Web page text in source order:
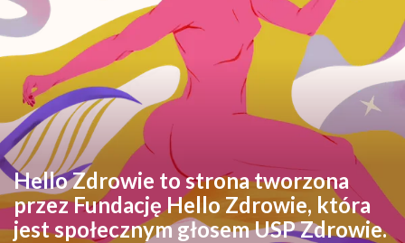
Hello Zdrowie to strona tworzona
przez Fundację Hello Zdrowie, która
jest społecznym głosem USP Zdrowie.